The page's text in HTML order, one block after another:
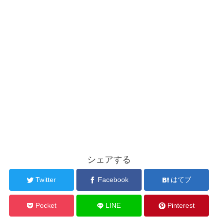
シェアする
Twitter Facebook はてブ
Pocket LINE Pinterest